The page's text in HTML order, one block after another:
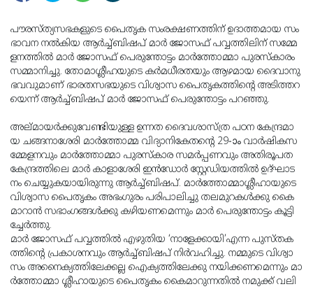
പൗ​​​​​ര​​​​​സ്ത്യ​​​​​സ​​​​​ഭ​​​​​ക​​​​​ളു​​​​​ടെ പൈ​​​​​തൃ​​​​​ക സം​​​​​ര​​​​​ക്ഷ​​​​​ണ​​​​​ത്തി​​​​​ന് ഉ​​​​​ദാ​​​​​ത്ത​​​​​മാ​​​​​യ സം​​​​​
ഭാ​​​​​വ​​​​​ന ന​​​​​ൽ​​​​​കി​​​​​യ ആ​​​​​ർ​​​​​ച്ച്ബി​​​​​ഷ​​​​​പ് മാ​​​​​ർ ജോ​​​​​സ​​​​​ഫ് പ​​​​​വ്വ​​​​​ത്തി​​​​​ലി​​​​​ന് സ​​​​​മ്മേ​​​​​
ള​​​​​ന​​​​​ത്തി​​​​​ൽ മാ​​​​​ർ ജോ​​​​​സ​​​​​ഫ് പെ​​​​​രു​​​​​ന്തോ​​​​​ട്ടം മാ​​​​​ർ​​​​​ത്തോ​​​​​മ്മാ പു​​​​​ര​​​​​സ്കാ​​​​​രം
സ​​​​​മ്മാ​​​​​നി​​​​​ച്ചു. തോ​​​​​മാ​​ശ്ലീ​​​​​ഹ​​​​​യു​​​​​ടെ ക​​​​​ർ​​​​​മ​​​​​ധീ​​​​​ര​​​​​ത​​​​​യും ആ​​​​​ഴ​​​​​മാ​​​​​യ ദൈ​​​​​വാ​​​​​നു​​​​​
ഭ​​​​​വ​​​​​വു​​​​​മാ​​​​​ണ് ഭാ​​​​​ര​​​​​ത​​​​​സ​​​​​ഭ​​​​​യു​​​​​ടെ വി​​​​​ശ്വാ​​​​​സ പൈ​​​​​തൃ​​​​​ക​​​​​ത്തി​​​​​ന്‍റെ അ​​​​​ടി​​​​​ത്ത​​​​​റ​​​​​
യെ​​​​​ന്ന് ആ​​​​​ർ​​​​​ച്ച്ബി​​​​​ഷ​​​​​പ് മാ​​​​​ർ ജോ​​​​​സ​​​​​ഫ് പെ​​​​​രു​​​​​ന്തോ​​​​​ട്ടം പറഞ്ഞു.
അ​​​​​ല്മാ​​​​​യ​​​​​ർ​​​​​ക്കു​​​​​വേ​​​​​ണ്ടി​​​​​യു​​​​​ള്ള ഉ​​​​​ന്ന​​​​​ത ദൈ​​​​​വ​​​​​ശാ​​​​​സ്ത്ര പ​​​​​ഠ​​​​​ന കേ​​​​​ന്ദ്ര​​​​​മാ​​​​​
യ ച​​​​​ങ്ങ​​​​​നാ​​​​​ശേ​​​​​രി മാ​​​​​ർ​​​​​ത്തോ​​​​​മ്മ വി​​​​​ദ്യാ​​​​​നി​​​​​കേ​​ത​​​​​ന്‍റെ 29-ാം വാ​​​​​ർ​​​​​ഷി​​​​​ക​​​​​സ​​​​​
മ്മേ​​​​​ള​​​​​ന​​​​​വും മാ​​​​​ർ​​​​​ത്തോ​​​​​മ്മാ പു​​​​​ര​​​​​സ്കാ​​​​​ര സ​​​​​മ​​​​​ർ​​​​​പ്പ​​​​​ണ​​​​​വും അ​​​​​തി​​​​​രൂ​​​​​പ​​​​​ത​​
കേ​​​​​ന്ദ്ര​​​​​ത്തി​​​​​ലെ മാ​​​​​ർ കാ​​​​​ളാ​​​​​ശേ​​​​​രി ഇ​​​​​ൻ​​​​​ഡോ​​​​​ർ സ്റ്റേ​​​​​ഡി​​​​​യ​​​​​ത്തി​​​​​ൽ ഉ​​​​​ദ്ഘാ​​​​​ട​​​​​
നം ചെ​​​​​യ്യു​​​​​ക​​​​​യാ​​​​​യി​​​​​രു​​​​​ന്നു ആ​​​​​ർ​​​​​ച്ച്ബി​​​​​ഷ​​​​​പ്. മാ​​ർ​​ത്തോ​​മ്മാ​​ശ്ലീ​​​​​ഹാ​​​​​യു​​​​​ടെ
വി​​​​​ശ്വാ​​​​​സ പൈ​​​​​തൃ​​​​​കം അ​​​​​ഭം​​​​​ഗു​​​​​രം പ​​​​​രി​​​​​പാ​​​​​ലി​​​​​ച്ചു ത​​​​​ല​​​​​മു​​​​​റ​​​​​ക​​​​​ൾ​​​​​ക്കു കൈ​​​​​
മാ​​​​​റാ​​​​​ൻ സ​​​​​ഭാം​​​​​ഗ​​​​​ങ്ങ​​​​​ൾ​​​​​ക്കു ക​​​​​ഴി​​​​​യ​​​​​ണ​​​​​മെ​​​​​ന്നും മാ​​​​​ർ പെ​​​​​രു​​​​​ന്തോ​​​​​ട്ടം കൂ​​​​​ട്ടി​​​​​
ച്ചേ​​​​​ർ​​​​​ത്തു.
മാ​​​​​ർ ജോ​​​​​സ​​​​​ഫ് പ​​​​​വ്വ​​​​​ത്തി​​​​​ൽ എ​​​​​ഴു​​​​​തി​​​​​യ ‘നാ​​​​​ളേ​​​​​ക്കാ​​​​​യി’എ​​​​​ന്ന പു​​​​​സ്ത​​​​​ക​​​​​
ത്തി​​​​​ന്‍റെ പ്ര​​​​​കാ​​​​​ശ​​​​​നവും ആ​​​​​ർ​​​​​ച്ച്ബി​​​​​ഷ​​​​​പ് നി​​​​​ർ​​​​​വ​​​​​ഹി​​​​​ച്ചു. ന​​​​​മ്മു​​​​​ടെ വി​​​​​ശ്വാ​​​​​
സം അ​​​​​നൈ​​​​​ക്യ​​​​​ത്തി​​​​​ലേ​​​​​ക്ക​​​​​ല്ല ഐ​​​​​ക്യ​​​​​ത്തി​​​​​ലേ​​​​​ക്കു ന​​​​​യി​​​​​ക്ക​​​​​ണ​​​​​മെ​​​​​ന്നും മാ​​​​​
ർ​​​​​ത്തോ​​​​​മ്മാ ശ്ലീ​​​​​ഹാ​​​​​യു​​​​​ടെ പൈ​​​​​തൃ​​​​​കം കൈ​​​​​മാ​​​​​റു​​​​​ന്ന​​​​​തി​​​​​ൽ ന​​​​​മു​​​​​ക്ക് വ​​​​​ലി​​​​​